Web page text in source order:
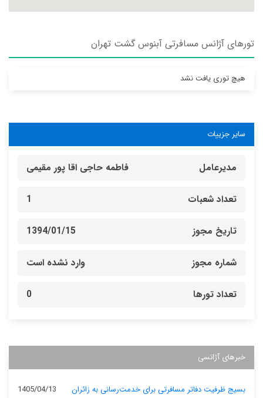
تورهای آژانس مسافرتی آبنوس گشت تهران
هیچ توری یافت نشد
سایر جزییات
مدیرعامل فاطمه حاجی اقا پور مقیمی
تعداد شعبات 1
تاریخ مجوز 1394/01/15
شماره مجوز وارد نشده است
تعداد تورها 0
خبرهای آژانسی
بسیج ظرفیت دفاتر مسافرتی برای خدمت‌رسانی به زائران 1405/04/13